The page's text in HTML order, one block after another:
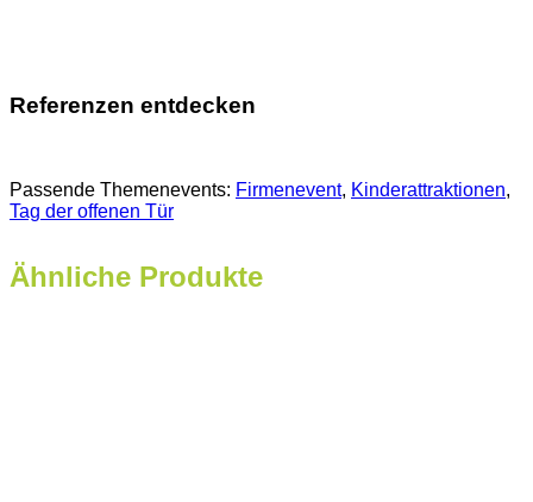
Referenzen entdecken
Passende Themenevents: Firmenevent, Kinderattraktionen
Tag der offenen Tür
Ähnliche Produkte